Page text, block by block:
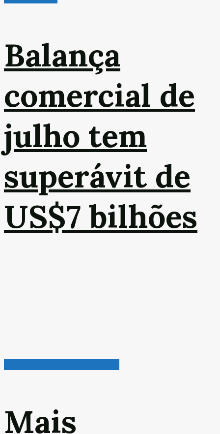
Balança
comercial de
julho tem
superávit de
US$7 bilhões
Mais